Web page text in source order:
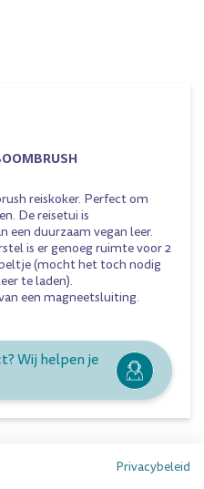
reiskoker. Perfect om
De reisetui is
een duurzaam vegan leer.
is er genoeg ruimte voor 2
(mocht het toch nodig
te laden).
een magneetsluiting.
Wij helpen je
Privacybeleid